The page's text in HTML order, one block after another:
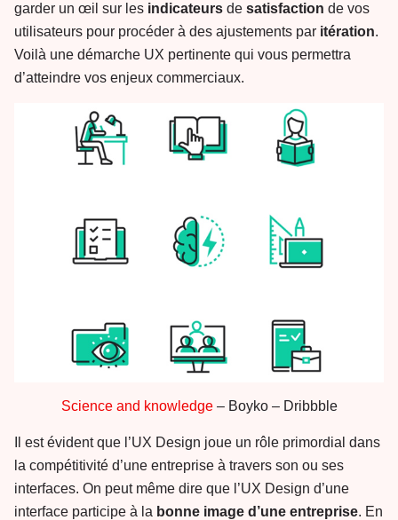
garder un œil sur les indicateurs de satisfaction de vos
utilisateurs pour procéder à des ajustements par itération.
Voilà une démarche UX pertinente qui vous permettra
d’atteindre vos enjeux commerciaux.
Science and knowledge– Boyko – Dribbble
Il est évident que l’UX Design joue un rôle primordial dans
la compétitivité d’une entreprise à travers son ou ses
interfaces. On peut même dire que l’UX Design d’une
interface participe à la bonne image d’une entreprise. En